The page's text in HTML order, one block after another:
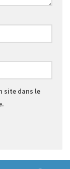
site dans le